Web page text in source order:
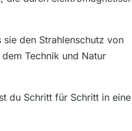
den Strahlenschutz von
Technik und Natur
du Schritt für Schritt in eine